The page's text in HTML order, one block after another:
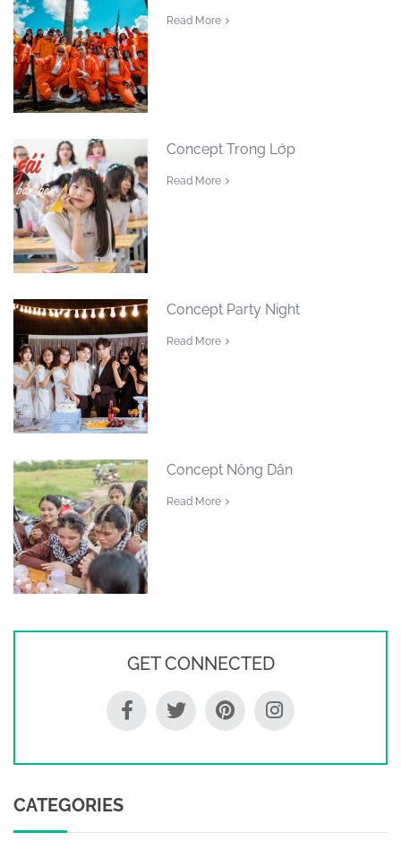
Read More
Concept Trong Lớp
Read More
Concept Party Night
Read More
Concept Nông Dân
Read More
GET CONNECTED
CATEGORIES